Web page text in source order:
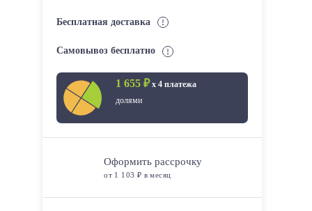
1950*700
1950*800
2000*1200
Бесплатная доставка
Самовывоз бесплатно
1 655 ₽х 4 платежа
долями
Оформить рассрочку
от 1 103 ₽ в месяц